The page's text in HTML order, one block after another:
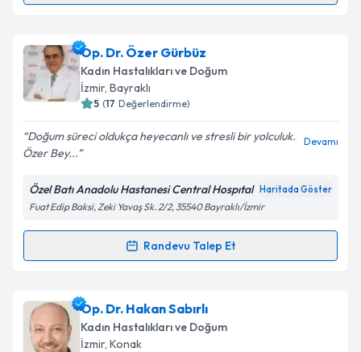
takvim hazırlandığında e-posta ile bilgilendireceğiz.
E-posta Adresiniz
kapsamda işlenmesini kabul ediyorum.
Takvim Talebini Gönder
Op. Dr. Özer Gürbüz
Kadın Hastalıkları ve Doğum
İzmir, Bayraklı
5 (17 Değerlendirme)
Doğum süreci oldukça heyecanlı ve stresli bir yolculuk.
Özer Bey...
Devamı
Özel Batı Anadolu Hastanesi Central Hospıtal Haritada Göster
Fuat Edip Baksi, Zeki Yavaş Sk. 2/2, 35540 Bayraklı/İzmir
Randevu Talep Et
Randevu Takvimi Talebi
Op. Dr. Özer Gürbüziçin randevu takvimi talebi
oluşturun. Size bu uzmandan randevu almanız için bir
takvim hazırlandığında e-posta ile bilgilendireceğiz.
Op. Dr. Hakan Sabırlı
Kadın Hastalıkları ve Doğum
İzmir, Konak